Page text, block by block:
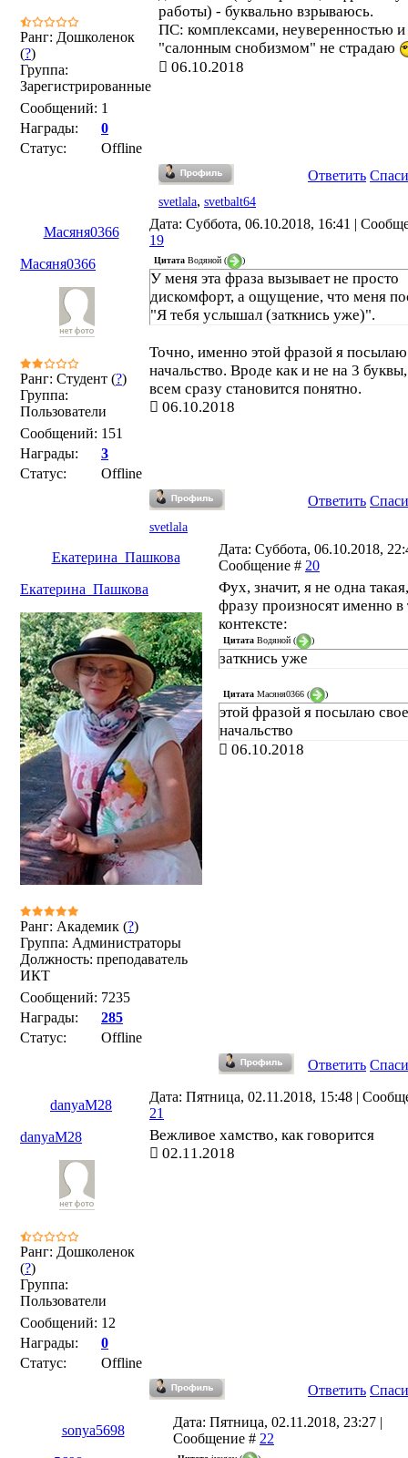
Ранг: Дошколенок
(?)
Группа:
Зарегистрированные
Сообщений: 1
Награды:
0
Статус:
Offline
работы) - буквально взрываюсь.
ПС: комплексами, неуверенностью и
"салонным снобизмом" не страдаю
06.10.2018
Ответить
svetlala, svetbalt64
Масяня0366
Дата: Суббота, 06.10.2018, 16:41 |
19
Масяня0366
Ранг: Студент (?)
Группа:
Пользователи
Сообщений: 151
Награды:
3
Статус:
Offline
Цитата Водяной ( )
У меня эта фраза вызывает не просто
дискомфорт, а ощущение, что меня
"Я тебя услышал (заткнись уже)".
Точно, именно этой фразой я
начальство. Вроде как и не на 3
всем сразу становится понятно.
06.10.2018
Ответить
svetlala
Екатерина_Пашкова
Дата: Суббота, 06.10.2018,
Сообщение # 20
Екатерина_Пашкова
Ранг: Академик (?)
Группа: Администраторы
Должность: преподаватель
ИКТ
Сообщений: 7235
Награды:
285
Статус:
Offline
Фух, значит, я не одна
фразу произносят именно в
контексте:
Цитата Водяной ( )
заткнись уже
Цитата Масяня0366 ( )
этой фразой я посылаю свое
начальство
06.10.2018
Ответить
danyaM28
Дата: Пятница, 02.11.2018, 15:48 |
21
danyaM28
Ранг: Дошколенок
(?)
Группа:
Пользователи
Сообщений: 12
Награды:
0
Статус:
Offline
Вежливое хамство, как говорится
02.11.2018
Ответить
sonya5698
Дата: Пятница, 02.11.2018, 23:27 |
Сообщение # 22